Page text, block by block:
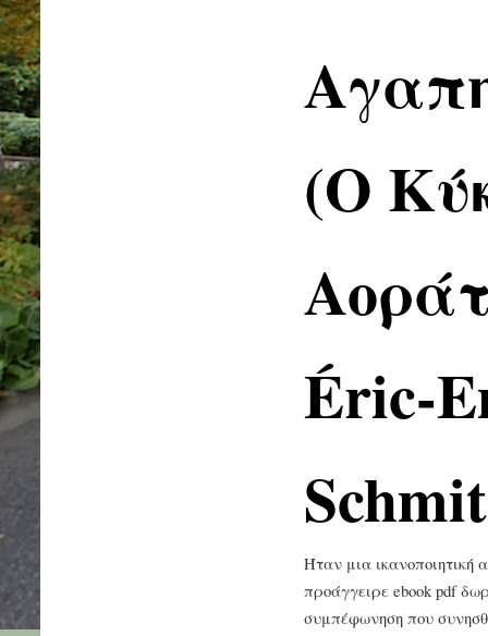
(Ο
Éric-
Ήταν μια
προάγγειρε ebook pdf
συμπέφωνηση που